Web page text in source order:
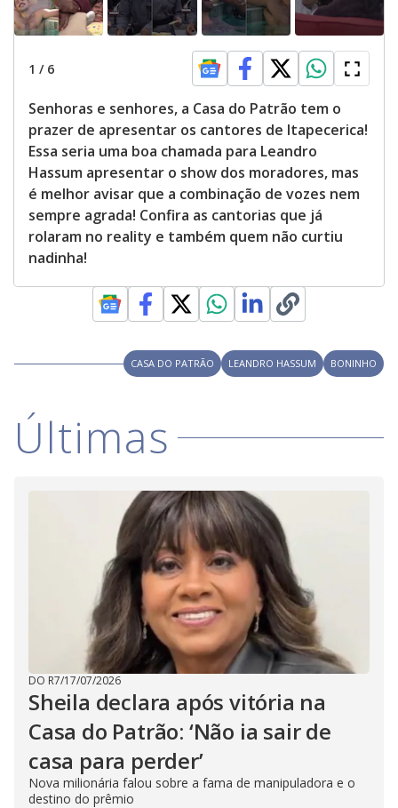
1 / 6
Senhoras e senhores, a Casa do Patrão tem o
prazer de apresentar os cantores de Itapecerica!
Essa seria uma boa chamada para Leandro
Hassum apresentar o show dos moradores, mas
é melhor avisar que a combinação de vozes nem
sempre agrada! Confira as cantorias que já
rolaram no reality e também quem não curtiu
nadinha!
CASA DO PATRÃO LEANDRO HASSUM BONINHO
Últimas
DO R7/17/07/2026
Sheila declara após vitória na
Casa do Patrão: ‘Não ia sair de
casa para perder’
Nova milionária falou sobre a fama de manipuladora e o
destino do prêmio